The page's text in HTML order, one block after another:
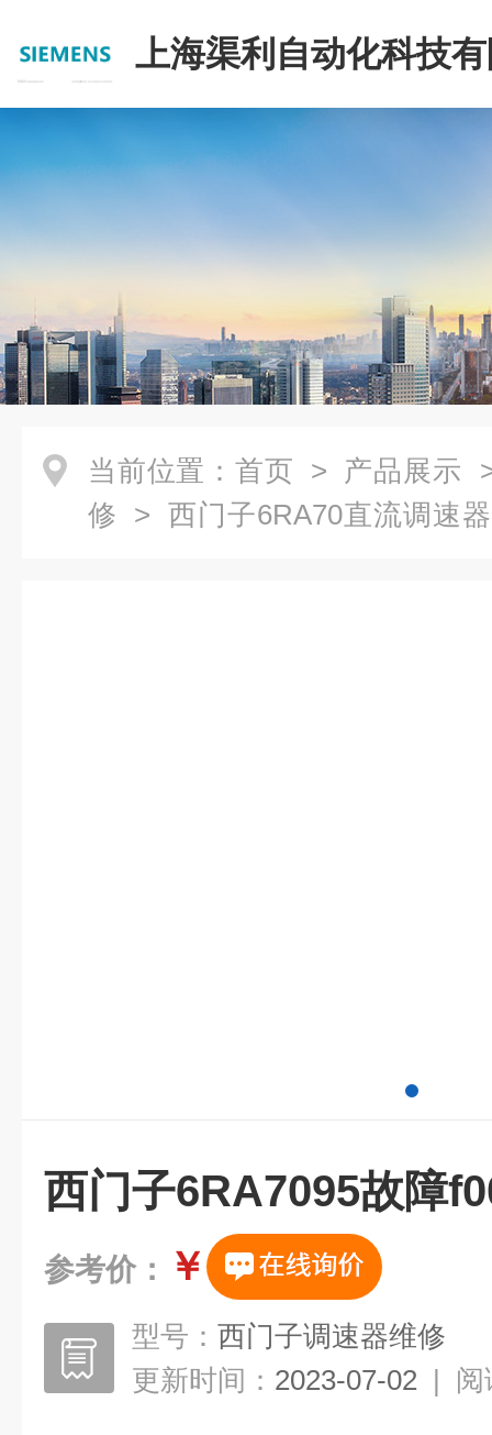
上海渠利自动化科技
当前位置： 首页 > 产品展示
修 > 西门子6RA70直流调速
西门子6RA7095故障
参考价： ￥
型号： 西门子调速器维修
更新时间： 2023-07-02 | 阅